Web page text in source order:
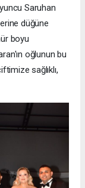
Saruhan
düğüne
boyu
oğlunun bu
sağlıklı,